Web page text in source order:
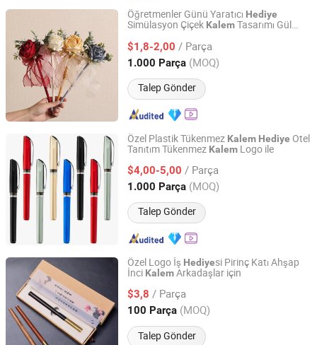
Öğretmenler Günü Yaratıcı Hediye
Simülasyon Çiçek KalemTasarımı Gül
$1,8-2,00 / Parça
1.000 Parça (MOQ)
Talep Gönder
Quanzhou Changyi Crafts Gifts Limited
Fujian, China Fiyat 2019
Özel Plastik Tükenmez Kalem Hediye Otel
Tanıtım Tükenmez Kalem Logo ile
$4,00-5,00 / Parça
1.000 Parça (MOQ)
Talep Gönder
Ningbo Yinzhou Wenhui Paper Co., Ltd.
Zhejiang, China Fiyat 2012
Özel Logo İş Hediyesi Pirinç Katı Ahşap
İnci KalemArkadaşlar için
$3,8 / Parça
100 Parça (MOQ)
Talep Gönder
Yiwu Xuan Beizhai Handicraft Co., Ltd.
Zhejiang, China Fiyat 2025